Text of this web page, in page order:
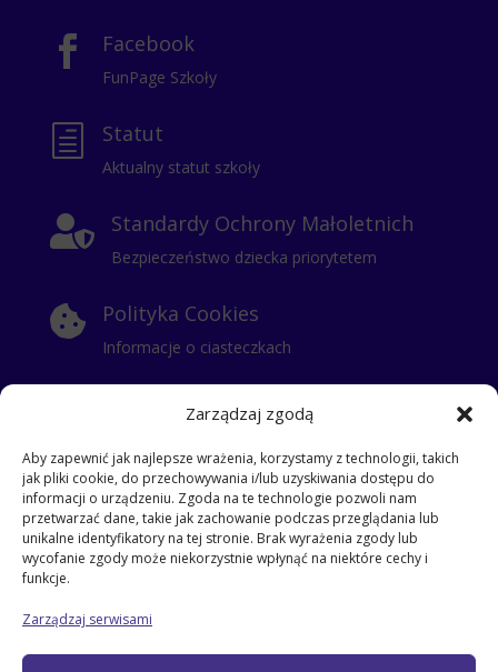
Zarządzaj zgodą
Aby zapewnić jak najlepsze wrażenia, korzystamy z technologii, takich
jak pliki cookie, do przechowywania i/lub uzyskiwania dostępu do
informacji o urządzeniu. Zgoda na te technologie pozwoli nam
przetwarzać dane, takie jak zachowanie podczas przeglądania lub
unikalne identyfikatory na tej stronie. Brak wyrażenia zgody lub
wycofanie zgody może niekorzystnie wpłynąć na niektóre cechy i
funkcje.
Zarządzaj serwisami
 Facebook
FunPage Szkoły
h Statut
Aktualny statut szkoły
 Standardy Ochrony Małoletnich
Bezpieczeństwo dziecka priorytetem
 Polityka Cookies
Informacje o ciasteczkach
Polityka Prywatności
i RODO
klauzula dla stażysty
klauzula dla kontrahentów
klauzula dla pracowników
klauzula dla zatrudnionych na umowe zlecenie